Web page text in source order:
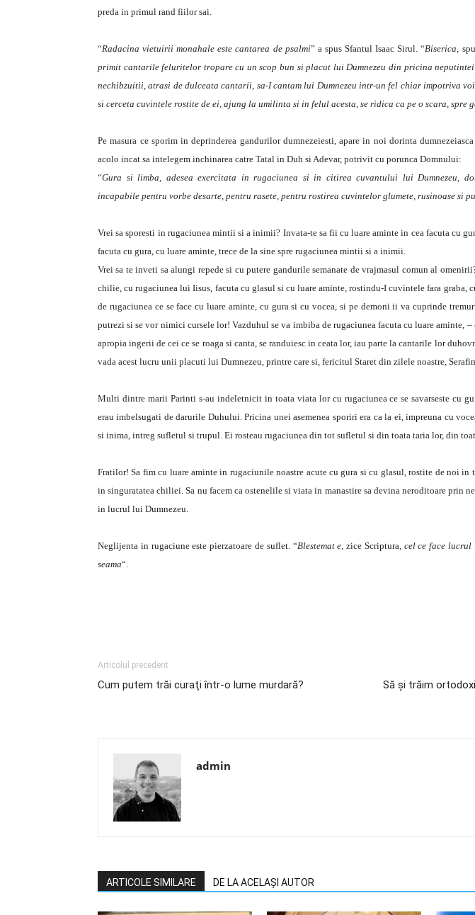
preda in primul rand fiilor sai.
“Radacina vietuirii monahale este cantarea de psalmi” a spus Sfantul Isaac Sirul. “Biserica,
primit cantarile feluritelor tropare cu un scop bun si placut lui Dumnezeu din pricina
nechibzuitii, atrasi de dulceata cantarii, sa-I cantam lui Dumnezeu intr-un fel chiar impotriva
si cerceta cuvintele rostite de ei, ajung la umilinta si in felul acesta, se ridica ca pe o scara, spre
Pe masura ce sporim in deprinderea gandurilor dumnezeiesti, apare in noi dorinta
acolo incat sa intelegem inchinarea catre Tatal in Duh si Adevar, potrivit cu porunca Domnului:
“Gura si limba, adesea exercitata in rugaciunea si in citirea cuvantului lui Dumnezeu,
incapabile pentru vorbe desarte, pentru rasete, pentru rostirea cuvintelor glumete, rusinoase si
Vrei sa sporesti in rugaciunea mintii si a inimii? Invata-te sa fii cu luare aminte in cea facuta cu
facuta cu gura, cu luare aminte, trece de la sine spre rugaciunea mintii si a inimii.
Vrei sa te inveti sa alungi repede si cu putere gandurile semanate de vrajmasul comun al
chilie, cu rugaciunea lui Iisus, facuta cu glasul si cu luare aminte, rostindu-I cuvintele fara graba,
de rugaciunea ce se face cu luare aminte, cu gura si cu vocea, si pe demoni ii va cuprinde
putrezi si se vor nimici cursele lor! Vazduhul se va imbiba de rugaciunea facuta cu luare aminte, –
apropia ingerii de cei ce se roaga si canta, se randuiesc in ceata lor, iau parte la cantarile lor
vada acest lucru unii placuti lui Dumnezeu, printre care si, fericitul Staret din zilele noastre,
Multi dintre marii Parinti s-au indeletnicit in toata viata lor cu rugaciunea ce se savarseste cu
erau imbelsugati de darurile Duhului. Pricina unei asemenea sporiri era ca la ei, impreuna cu
si inima, intreg sufletul si trupul. Ei rosteau rugaciunea din tot sufletul si din toata taria lor, din
Fratilor! Sa fim cu luare aminte in rugaciunile noastre acute cu gura si cu glasul, rostite de noi in
in singuratatea chiliei. Sa nu facem ca ostenelile si viata in manastire sa devina neroditoare prin
in lucrul lui Dumnezeu.
Neglijenta in rugaciune este pierzatoare de suflet. “Blestemat e, zice Scriptura, cel ce face lucrul
seama“.
Articolul precedent
Cum putem trăi curaţi într-o lume murdară?
Să şi trăim
admin
ARTICOLE SIMILARE DE LA ACELAȘI AUTOR